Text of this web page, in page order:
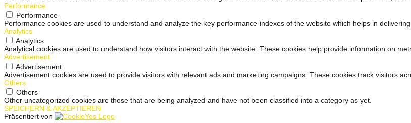
Performance
Performance
Performance cookies are used to understand and analyze the key performance indexes of the website which helps in
Analytics
Analytics
Analytical cookies are used to understand how visitors interact with the website. These cookies help provide information on
Advertisement
Advertisement
Advertisement cookies are used to provide visitors with relevant ads and marketing campaigns. These cookies track visitors
Others
Others
Other uncategorized cookies are those that are being analyzed and have not been classified into a category as yet.
SPEICHERN & AKZEPTIEREN
Präsentiert von